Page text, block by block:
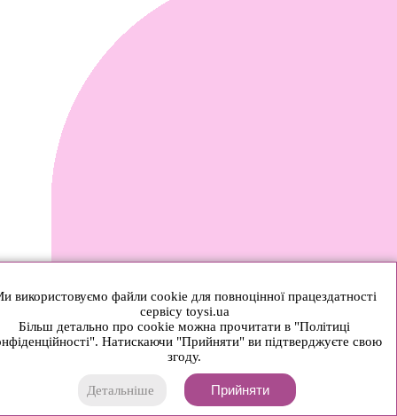
використовуємо файли cookie для повноцінної працездатності
сервісу toysi.ua
Більш детально про cookie можна прочитати в "Політиці
Натискаючи "Прийняти" ви підтверджуєте свою
згоду.
Детальніше Прийняти